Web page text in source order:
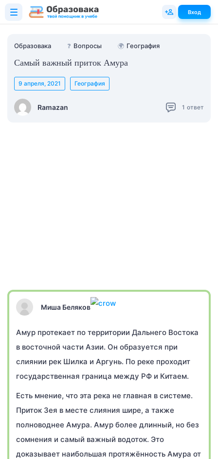
Образовака ❓ Вопросы 🌍 География
Самый важный приток Амура
Ramazan
9 апреля, 2021 География
1 ответ
Миша Беляков
Амур протекает по территории Дальнего Востока
в восточной части Азии. Он образуется при
слиянии рек Шилка и Аргунь. По реке проходит
государственная граница между РФ и Китаем.
Есть мнение, что эта река не главная в системе.
Приток Зея в месте слияния шире, а также
полноводнее Амура. Амур более длинный, но без
сомнения и самый важный водоток. Это
доказывает наибольшая протяжённость Амура от
Вход